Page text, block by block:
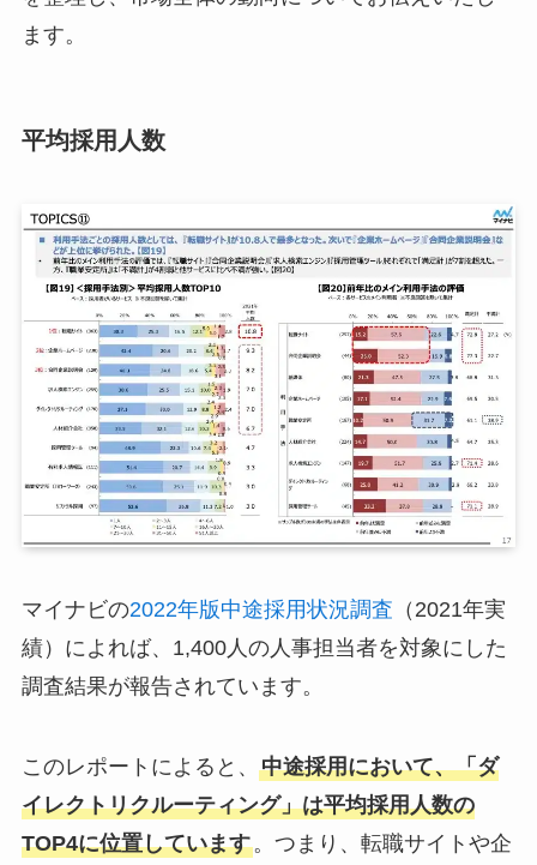
ます。
平均採用人数
マイナビの2022年版中途採用状況調査 （2021年実
績）によれば、1,400人の人事担当者を対象にした
調査結果が報告されています。
このレポートによると、 中途採用において、「ダ
イレクトリクルーティング」は平均採用人数の
TOP4に位置しています。つまり、転職サイトや企